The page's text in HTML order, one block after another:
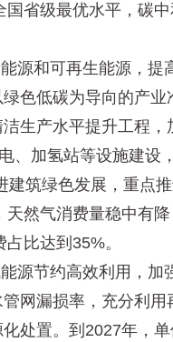
省级最优水平，碳
和可再生能源，提
色低碳为导向的产
生产水平提升工程
加氢站等设施建设
筑绿色发展，重点
然气消费量稳中有
比达到35%。
节约高效利用，加
网漏损率，充分利用
处置。到2027年，